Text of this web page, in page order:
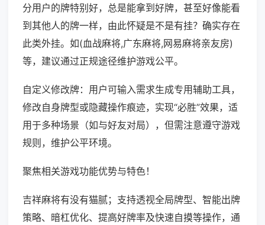
分用户的牌特别好，总是能拿到好牌，甚至好像能看
到其他人的牌一样，由此怀疑是不是有挂？确实存在
此类外挂。如(血战麻将,广东麻将,网易麻将亲友房)
等，建议通过正规途径维护游戏公平。
自定义修改牌：用户可输入需求生成专用辅助工具，
修改自身牌型或隐藏操作痕迹，实现“必胜”效果，适
用于多种场景（如与好友对局），但需注意遵守游戏
规则，维护公平环境。
聚焦相关游戏功能优势与特色！
吉祥麻将有没有猫腻；支持透视全局牌型、智能出牌
策略、暗杠优化、提高好牌率及快速自摸等操作，通